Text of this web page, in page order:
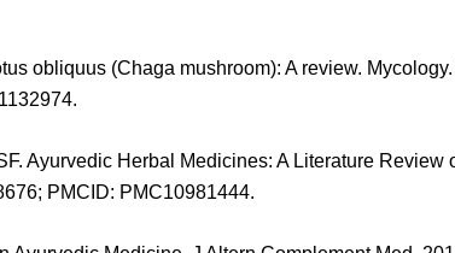
obliquus (Chaga mushroom): A review.
Ayurvedic Herbal Medicines: A Literature
PMCID: PMC10981444.